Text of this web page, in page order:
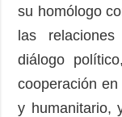
Podcasts
Entrevistas
su homólogo
las relaciones
diálogo
cooperación
y humanitario,